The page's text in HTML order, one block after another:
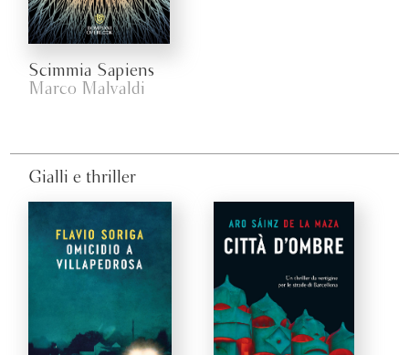
Scimmia Sapiens
Marco Malvaldi
Gialli e thriller